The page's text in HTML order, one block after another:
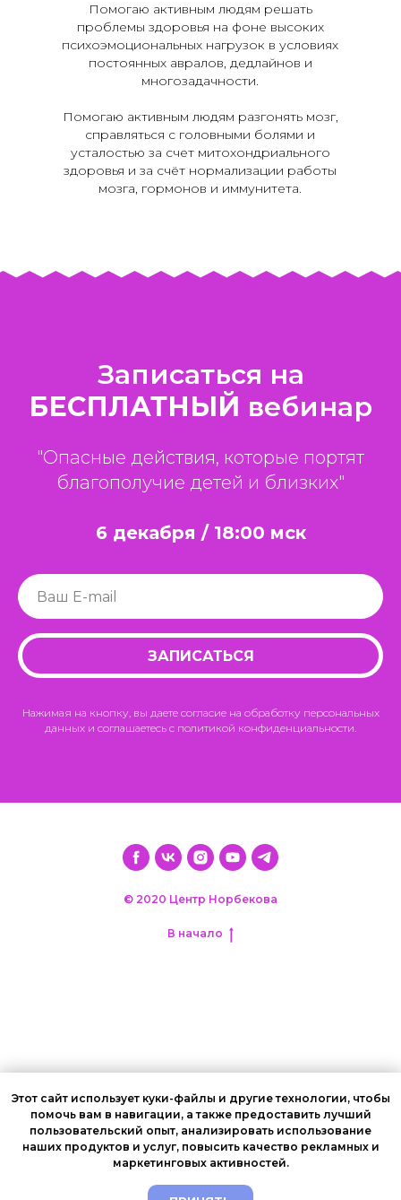
Помогаю активным людям решать
проблемы здоровья на фоне высоких
психоэмоциональных нагрузок в условиях
постоянных авралов, дедлайнов и
многозадачности.
Помогаю активным людям разгонять мозг,
справляться с головными болями и
усталостью за счет митохондриального
здоровья и за счёт нормализации работы
мозга, гормонов и иммунитета.
Записаться на
БЕСПЛАТНЫЙ вебинар
"Опасные действия, которые портят
благополучие детей и близких"
6 декабря / 18:00 мск
ЗАПИСАТЬСЯ
Нажимая на кнопку, вы даете согласие на обработку персональных
данных и соглашаетесь с политикой конфиденциальности.
© 2020 Центр Норбекова
В начало
© All rights reservedПолитика конфиденциальности
Этот сайт использует куки-файлы и другие технологии, чтобы
помочь вам в навигации, а также предоставить лучший
пользовательский опыт, анализировать использование
наших продуктов и услуг, повысить качество рекламных и
маркетинговых активностей.